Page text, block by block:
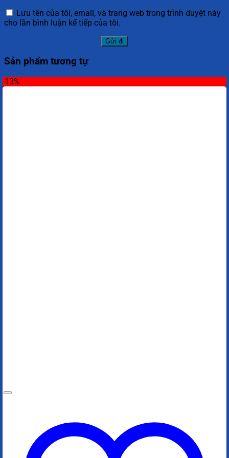
Lưu tên của tôi, email, và trang web trong trình duyệt này
cho lần bình luận kế tiếp của tôi.
Sản phẩm tương tự
-13%